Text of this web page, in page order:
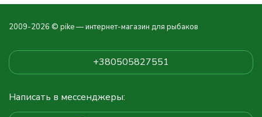
2009-2026 © pike — интернет-магазин для рыбаков
+380505827551
Написать в мессенджеры: